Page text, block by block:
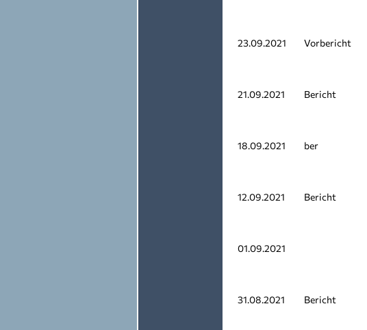
23.09.2021
Vorbericht
21.09.2021
Bericht
18.09.2021
ber
12.09.2021
Bericht
01.09.2021
31.08.2021
Bericht